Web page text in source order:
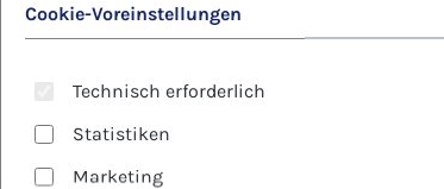
Cookie-Voreinstellungen
Technisch erforderlich
Statistiken
Marketing